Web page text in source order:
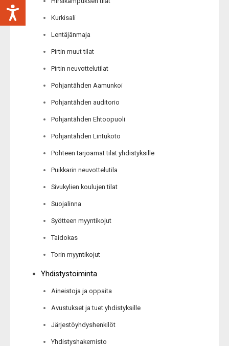
Kurkisali
Lentäjänmaja
Pirtin muut tilat
Pirtin neuvottelutilat
Pohjantähden Aamunkoi
Pohjantähden auditorio
Pohjantähden Ehtoopuoli
Pohjantähden Lintukoto
Pohteen tarjoamat tilat yhdistyksille
Puikkarin neuvottelutila
Sivukylien koulujen tilat
Suojalinna
Syötteen myyntikojut
Taidokas
Torin myyntikojut
Yhdistystoiminta
Aineistoja ja oppaita
Avustukset ja tuet yhdistyksille
Järjestöyhdyshenkilöt
Yhdistyshakemisto